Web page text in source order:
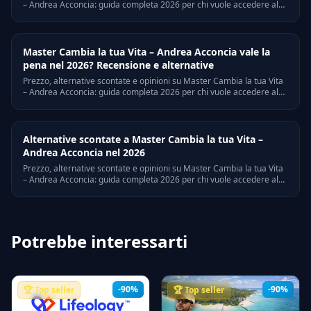
– Andrea Acconcia: guida completa 2026 per chi vuole accedere al
Master Cambia la tua Vita – Andrea Acconcia vale la
pena nel 2026? Recensione e alternative
Prezzo, alternative scontate e opinioni su Master Cambia la tua Vita
– Andrea Acconcia: guida completa 2026 per chi vuole accedere al
Alternative scontate a Master Cambia la tua Vita –
Andrea Acconcia nel 2026
Prezzo, alternative scontate e opinioni su Master Cambia la tua Vita
– Andrea Acconcia: guida completa 2026 per chi vuole accedere al
Potrebbe interessarti
-90%
🏆 Top seller -90%
🏆 Top seller